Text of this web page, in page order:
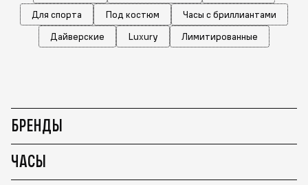
Для спорта
Под костюм
Часы с бриллиантами
Дайверские
Luxury Лимитированные
БРЕНДЫ
ЧАСЫ